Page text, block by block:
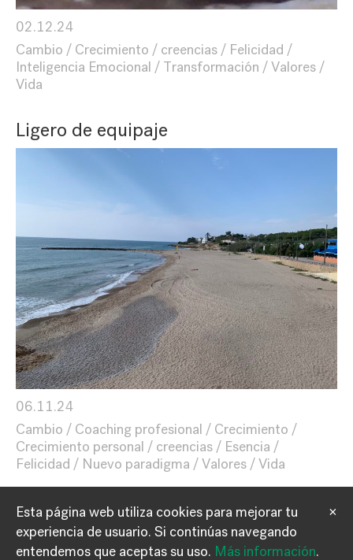
Información Contacto
02.12.24
Cambio
Crecimiento creencias
Felicidad
Inteligencia Emocional
Transformación
Valores
Vida
Ligero de equipaje
06.11.24
Cambio
Coaching profesional
Crecimiento
Crecimiento personal
creencias
Esencia
Felicidad
Nuevo paradigma Valores Vida
×
Esta página web utiliza cookies para mejorar tu
experiencia de usuario. Si continúas navegando
entendemos que aceptas su uso. Más información.